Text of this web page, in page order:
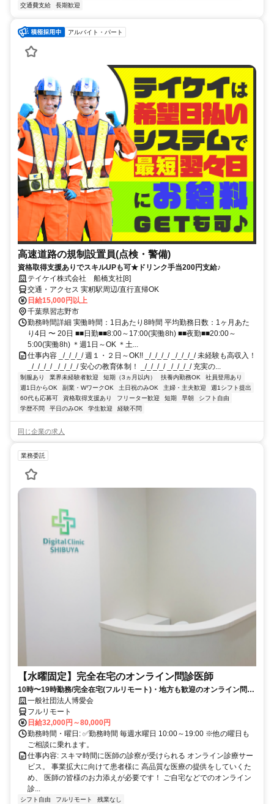
交通費支給
長期歓迎
アルバイト・パート
高速道路の規制設置員(点検・警備)
資格取得支援ありでスキルUPも可★ドリンク手当200円支給♪
テイケイ株式会社 船橋支社[8]
交通・アクセス 実籾駅周辺/直行直帰OK
日給15,000円以上
千葉県習志野市
勤務時間詳細 実働時間：1日あたり8時間 平均勤務日数：1ヶ月あた
り4日 〜 20日 ■■日勤■■8:00～17:00(実働8h) ■■夜勤■■20:00～
5:00(実働8h) ＊週1日～OK ＊土...
仕事内容 _/_/_/_/ 週１・２日～OK!! _/_/_/_/ _/_/_/_/ 未経験も高収入！
_/_/_/_/ _/_/_/_/ 安心の教育体制！ _/_/_/_/ _/_/_/_/ 充実の...
制服あり 業界未経験者歓迎 短期（3ヵ月以内） 扶養内勤務OK
社員登用あり
週1日からOK
副業・WワークOK 土日祝のみOK 主婦・主夫歓迎
週1シフト提出
60代も応募可
資格取得支援あり フリーター歓迎 短期 早朝
シフト自由
学歴不問
平日のみOK 学生歓迎 経験不問
同じ企業の求人
業務委託
【水曜固定】完全在宅のオンライン問診医師
10時〜19時勤務/完全在宅(フルリモート)・地方も歓迎のオンライン問診
業務一般社団法人博愛会
フルリモート
日給32,000円～80,000円
勤務時間・曜日: ✅勤務時間 毎週水曜日 10:00～19:00 ※他の曜日も
ご相談に乗れます。
仕事内容: スキマ時間に医師の診察が受けられる オンライン診療サー
ビス。 事業拡大に向けて患者様に 高品質な医療の提供をしていくた
め、 医師の皆様のお力添えが必要です！ ご自宅などでのオンライン
診...
シフト自由 フルリモート 残業なし